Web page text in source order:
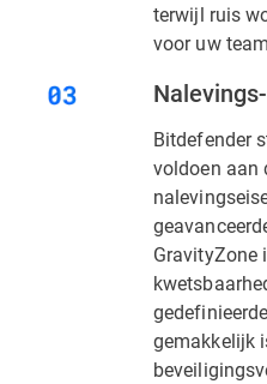
terwijl ruis
voor uw
Bitdefender
voldoen aan
GravityZone
gemakkelijk